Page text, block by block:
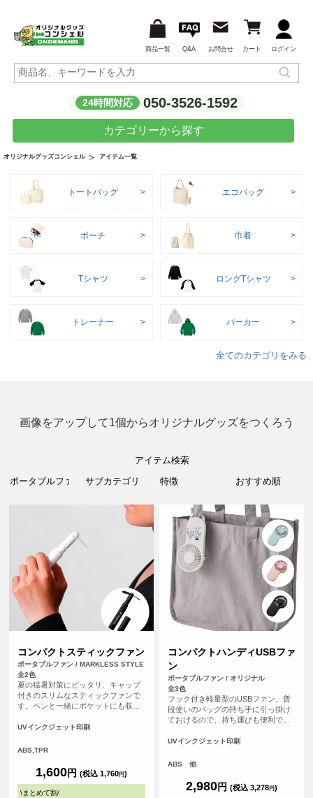
商品一覧 Q&A お問合せ カート ログイン
24時間対応 050-3526-1592
カテゴリーから探す
オリジナルグッズコンシェル アイテム一覧
トートバッグ エコバッグ
ポーチ 巾着
Tシャツ ロングTシャツ
トレーナー パーカー
全てのカテゴリをみる
画像をアップして1個からオリジナルグッズをつくろう
アイテム検索
コンパクトスティックファン
ポータブルファン / MARKLESS STYLE
全2色
夏の猛暑対策にピッタリ、キャップ
付きのスリムなスティックファンで
す。ペンと一緒にポケットにも収ま
てスマートに使うことができます。
ナルプリントが可能な唯一のアイテ
いつでもどこでも手軽に使用可能で
す。（※単4乾電池×2本は別売で
す）。
UVインクジェット印刷
ABS,TPR
1,600円 (税込 1,760円)
\まとめて割/
コンパクトハンディUSBファ
ン
ポータブルファン / オリジナル
全3色
フック付き軽量型のUSBファン。普
段使いのバッグの持ち手に引っ掛け
ておけるので、持ち運びも便利です
します。室内ではフックを横にして
バー部分へオリジナルプリントが可
やよりオリジナリティあふれるグッ
ズをご希望の方におススメです。
UVインクジェット印刷
ABS 他
2,980円 (税込 3,278円)